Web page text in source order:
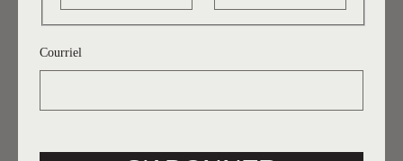
Courriel